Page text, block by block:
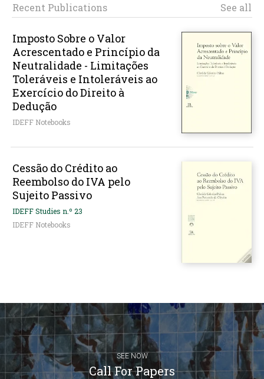
Recent Publications See all
Imposto Sobre o Valor
Acrescentado e Princípio da
Neutralidade - Limitações
Toleráveis e Intoleráveis ao
Exercício do Direito à
Dedução
IDEFF Notebooks
Cessão do Crédito ao
Reembolso do IVA pelo
Sujeito Passivo
IDEFF Studies n.º 23
IDEFF Notebooks
SEE NOW
Call For Papers